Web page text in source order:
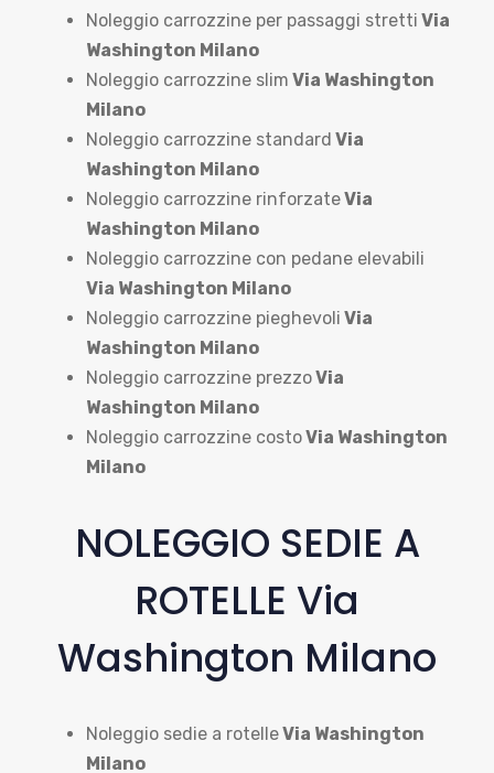
Noleggio carrozzine per passaggi stretti Via
Washington Milano
Noleggio carrozzine slim Via Washington
Milano
Noleggio carrozzine standard Via
Washington Milano
Noleggio carrozzine rinforzateVia
Washington Milano
Noleggio carrozzine con pedane elevabili
Via Washington Milano
Noleggio carrozzine pieghevoli Via
Washington Milano
Noleggio carrozzine prezzoVia
Washington Milano
Noleggio carrozzine costoVia Washington
Milano
NOLEGGIO SEDIE A
ROTELLE Via
Washington Milano
Noleggio sedie a rotelleVia Washington
Milano